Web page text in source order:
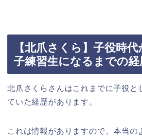
【北爪さくら】子役時
子練習生になるまでの経
北爪さくらさんはこれまでに子役と
ていた経歴があります。
これは情報がありますので、本当の